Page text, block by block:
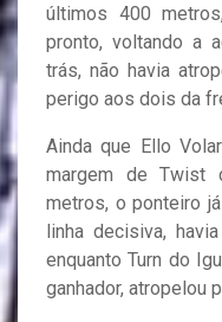
últimos 400
pronto, voltando a
trás, não havia
perigo aos dois da
Ainda que Ello
margem de Twist
metros, o ponteiro
linha decisiva,
enquanto Turn do
ganhador, atropelou